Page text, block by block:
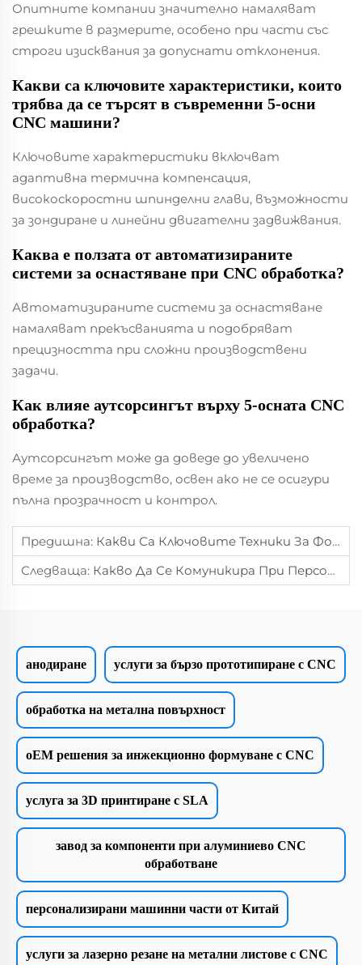
Опитните компании значително намаляват
грешките в размерите, особено при части със
строги изисквания за допуснати отклонения.
Какви са ключовите характеристики, които
трябва да се търсят в съвременни 5-осни
CNC машини?
Ключовите характеристики включват
адаптивна термична компенсация,
високоскоростни шпинделни глави, възможности
за зондиране и линейни двигателни задвижвания.
Каква е ползата от автоматизираните
системи за оснастяване при CNC обработка?
Автоматизираните системи за оснастяване
намаляват прекъсванията и подобряват
прецизността при сложни производствени
задачи.
Как влияе аутсорсингът върху 5-осната CNC
обработка?
Аутсорсингът може да доведе до увеличено
време за производство, освен ако не се осигури
пълна прозрачност и контрол.
Предишна: Какви Са Ключовите Техники За Формоване На Листови Метали За Прецизни Части
Следваща: Какво Да Се Комуникира При Персонализиране На CNC Машинни Метални Части
анодиране услуги за бързо прототипиране с CNC
обработка на метална повърхност
oEM решения за инжекционно формуване с CNC
услуга за 3D принтиране с SLA
завод за компоненти при алуминиево CNC
обработване
персонализирани машинни части от Китай
услуги за лазерно резане на метални листове с CNC